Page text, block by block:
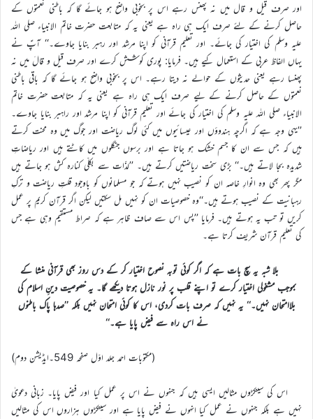
اور صرف قیل و قال میں نہ پھنس رہے اس پر بخوبی واضح ہو جائے گا کہ باطنی نعمتوں کے
حاصل کرنے کے لئے صرف ایک ہی راہ ہے یعنی یہ کہ متابعت حضرت خاتم الانبیاء صلی اللہ
علیہ وسلم کی اختیار کی جائے۔ اور تعلیم قرآنی کو اپنا مرشد اور رہبر بنایا جاوے۔‘‘ آپؑ نے
یہاں الفاظ عربی کے استعمال کیے ہیں۔ فرمایا: پوری کوشش کرے اور صرف قیل و قالَ میں نہ
پھنسا رہے یعنی حدیثوں کے حوالے نہ دیتا رہے۔ اس پر بخوبی واضح ہو جائے گا کہ باقی باطنی
نعمتوں کے حاصل کرنے کے لیے صرف ایک ہی راہ ہے یعنی یہ کہ متابعت حضرت خاتم
الانبیاء صلی اللہ علیہ وسلم کی اختیار کی جائے اور تعلیم قرآنی کو اپنا مرشد اور راہبر بنایا جاوے۔
’’یہی وجہ ہے کہ اگرچہ ہندوؤں اور عیسائیوں میں کئی لوگ ریاضت اور جوگ میں وہ محنت کرتے
ہیں کہ جس سے ان کا جسم خشک ہو جاتا ہے اور برسوں جنگلوں میں کاٹتے ہیں اور ریاضاتِ
شدیدہ بجا لاتے ہیں۔‘‘ بڑی سخت ریاضتیں کرتے ہیں۔ ’’لذّات سے بکلّی کنارہ کش ہو جاتے ہیں
مگر پھر بھی وہ انوارِ خاصہ ان کو نصیب نہیں ہوتے کہ جو مسلمانوں کو باوجود قلتِ ریاضت و ترکِ
رہبانیت کے نصیب ہوتے ہیں۔‘‘وہ خصوصیات ان کو نہیں مل سکتیں لیکن اگر قرآن کریم پر عمل
کریں تو تب یہ ہوتے ہیں۔ فرمایا ’’پس اس سے صاف ظاہر ہے کہ صراط مستقیم وہی ہے جس
کی تعلیم قرآن شریف کرتا ہے۔
بلا شبہ یہ سچ بات ہے کہ اگر کوئی توبہ نصوح اختیار کر کے دس روز بھی قرآنی منشا کے
بموجب مشغولی اختیار کرے تو اپنے قلب پر نور نازل ہوتا دیکھے گا۔ یہ خصوصیت دینِ اسلام کی
بلاامتحان نہیں۔‘‘ یہ نہیں کہ صرف بات کردی، اس کا کوئی امتحان نہیں بلکہ ’’صدہا پاک باطنوں
نے اس راہ سے فیض پایا ہے۔‘‘
(مکتوبات احمد جلد اوّل صفحہ 549۔ایڈیشن دوم)
اس کی سینکڑوں مثالیں ایسی ہیں کہ جنہوں نے اس پر عمل کیا اور فیض پایا۔ زبانی دعویٰ
نہیں ہے بلکہ جنہوں نے عمل کیا انہوں نے فیض پایا ہے اور سینکڑوں ہزاروں اس کی مثالیں